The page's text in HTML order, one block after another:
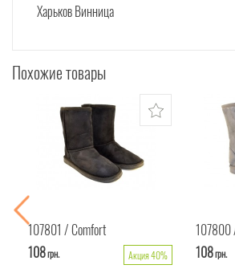
Харьков Винница
Похожие товары
107801 Comfort
108грн.
Акция 40%
107800
108грн.